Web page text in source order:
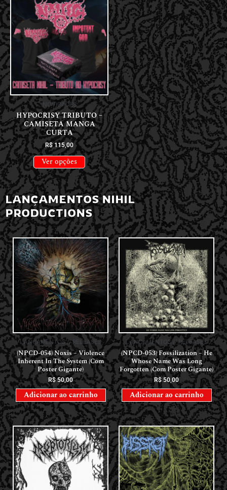
NOVIDADES
HYPOCRISY TRIBUTO –
CAMISETA MANGA
CURTA
R$115,00
Ver opções
LANÇAMENTOS NIHIL
PRODUCTIONS
LANÇAMENTOS // RELEASES
(NPCD-054) Noxis – Violence
Inherent In The System (Com
Poster Gigante)
R$50,00
Adicionar ao carrinho
LANÇAMENTOS // RELEASES
(NPCD-053) Fossilization – He
Whose Name Was Long
Forgotten (Com Poster Gigante)
R$ 50,00
Adicionar ao carrinho